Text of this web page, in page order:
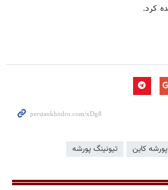
پورشه کاین تیونینگ پورشه